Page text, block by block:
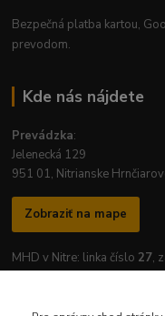
Bezpečná platba kartou,
prevodom.
Kde nás nájdete
Prevádzka:
Jelenecká 129
951 01, Nitrianske
Zobraziť na mape
MHD v Nitre: linka číslo 27,